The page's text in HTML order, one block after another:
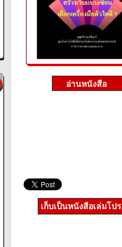
เก็บเป็นหนังสือเล่มโป